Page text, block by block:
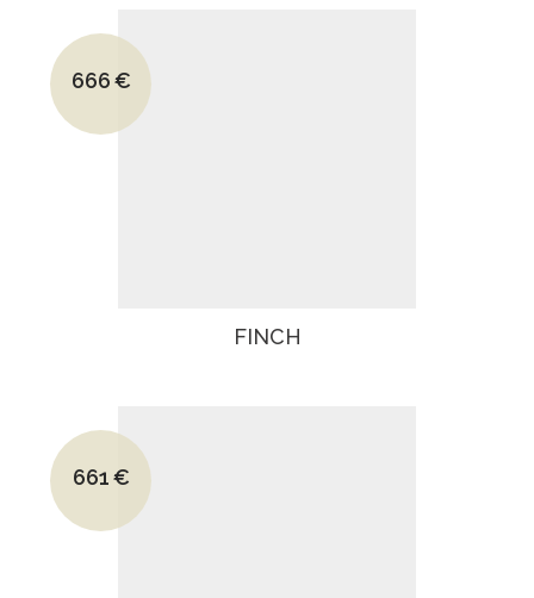
Le prix initial était : 1266€.
666€
Le prix actuel est : 666€.
FINCH
Le prix initial était : 1294€.
661€
Le prix actuel est : 661€.